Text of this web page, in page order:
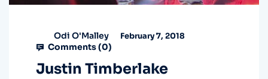
Odi O'Malley February 7, 2018
Comments (0)
Justin Timberlake